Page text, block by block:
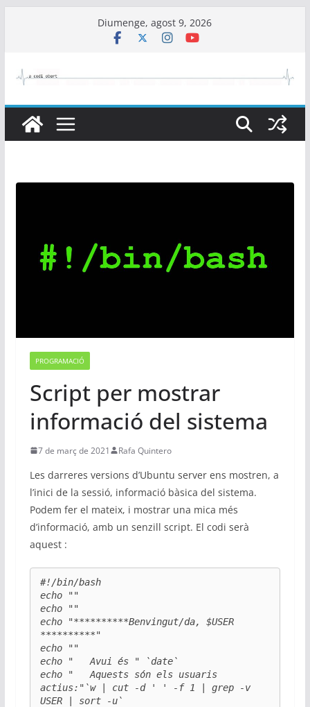
Diumenge, agost 9, 2026
PROGRAMACIÓ
Script per mostrar
informació del sistema
7 de març de 2021 Rafa Quintero
Les darreres versions d’Ubuntu server ens mostren, a
l’inici de la sessió, informació bàsica del sistema.
Podem fer el mateix, i mostrar una mica més
d’informació, amb un senzill script. El codi serà
aquest :
#!/bin/bash
echo ""
echo ""
echo "**********Benvingut/da, $USER
**********"
echo ""
echo "   Avui és " `date`
echo "   Aquests són els usuaris
actius:"`w | cut -d ' ' -f 1 | grep -v
USER | sort -u`